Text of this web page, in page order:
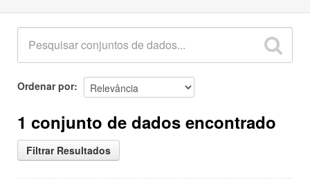
Ordenar por
1 conjunto de dados encontrado
Filtrar Resultados